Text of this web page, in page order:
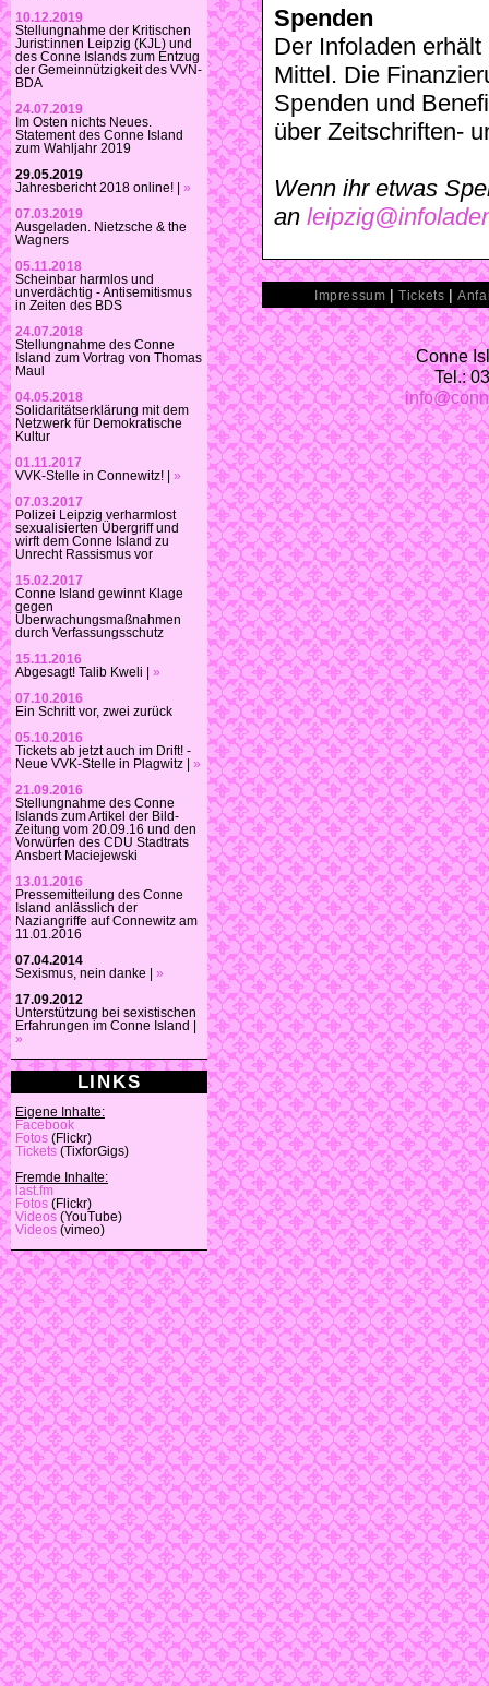
10.12.2019
Stellungnahme der Kritischen
Jurist:innen Leipzig (KJL) und
des Conne Islands zum Entzug
der Gemeinnützigkeit des VVN-
BDA
24.07.2019
Im Osten nichts Neues.
Statement des Conne Island
zum Wahljahr 2019
29.05.2019
Jahresbericht 2018 online! | »
07.03.2019
Ausgeladen. Nietzsche & the
Wagners
05.11.2018
Scheinbar harmlos und
unverdächtig - Antisemitismus
in Zeiten des BDS
24.07.2018
Stellungnahme des Conne
Island zum Vortrag von Thomas
Maul
04.05.2018
Solidaritätserklärung mit dem
Netzwerk für Demokratische
Kultur
01.11.2017
VVK-Stelle in Connewitz! | »
07.03.2017
Polizei Leipzig verharmlost
sexualisierten Übergriff und
wirft dem Conne Island zu
Unrecht Rassismus vor
15.02.2017
Conne Island gewinnt Klage
gegen
Überwachungsmaßnahmen
durch Verfassungsschutz
15.11.2016
Abgesagt! Talib Kweli | »
07.10.2016
Ein Schritt vor, zwei zurück
05.10.2016
Tickets ab jetzt auch im Drift! -
Neue VVK-Stelle in Plagwitz | »
21.09.2016
Stellungnahme des Conne
Islands zum Artikel der Bild-
Zeitung vom 20.09.16 und den
Vorwürfen des CDU Stadtrats
Ansbert Maciejewski
13.01.2016
Pressemitteilung des Conne
Island anlässlich der
Naziangriffe auf Connewitz am
11.01.2016
07.04.2014
Sexismus, nein danke | »
17.09.2012
Unterstützung bei sexistischen
Erfahrungen im Conne Island |
»
LINKS
Eigene Inhalte:
Facebook
Fotos (Flickr)
Tickets (TixforGigs)
Fremde Inhalte:
last.fm
Fotos (Flickr)
Videos (YouTube)
Videos (vimeo)
Spenden
Der Infoladen
Mittel. Die
Spenden und
über Zeitschriften-
Wenn ihr etwas
an
Impressum |Tickets |
Conne
Tel.: